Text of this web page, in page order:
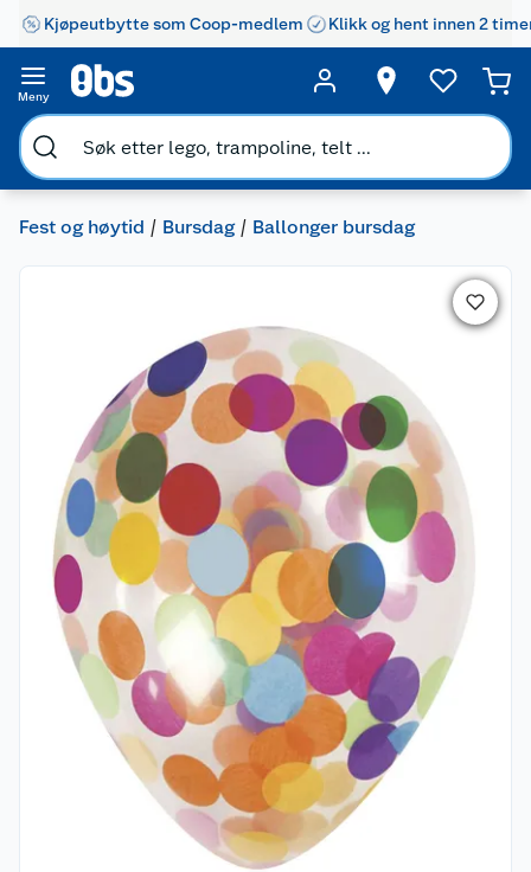
Kjøpeutbytte som Coop-medlem Klikk og hent innen 2
Meny
Fest og høytid Bursdag Ballonger bursdag